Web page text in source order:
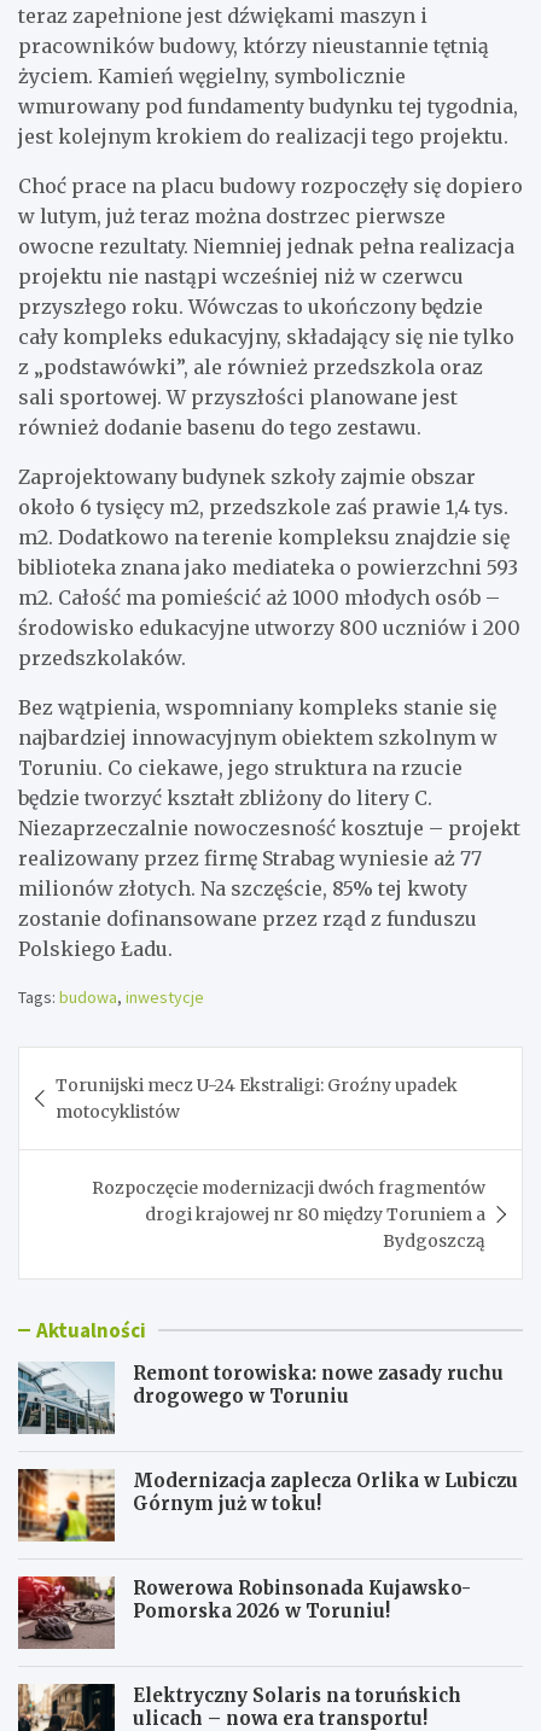
teraz zapełnione jest dźwiękami maszyn i
pracowników budowy, którzy nieustannie tętnią
życiem. Kamień węgielny, symbolicznie
wmurowany pod fundamenty budynku tej tygodnia,
jest kolejnym krokiem do realizacji tego projektu.
Choć prace na placu budowy rozpoczęły się dopiero
w lutym, już teraz można dostrzec pierwsze
owocne rezultaty. Niemniej jednak pełna realizacja
projektu nie nastąpi wcześniej niż w czerwcu
przyszłego roku. Wówczas to ukończony będzie
cały kompleks edukacyjny, składający się nie tylko
z „podstawówki”, ale również przedszkola oraz
sali sportowej. W przyszłości planowane jest
również dodanie basenu do tego zestawu.
Zaprojektowany budynek szkoły zajmie obszar
około 6 tysięcy m2, przedszkole zaś prawie 1,4 tys.
m2. Dodatkowo na terenie kompleksu znajdzie się
biblioteka znana jako mediateka o powierzchni 593
m2. Całość ma pomieścić aż 1000 młodych osób –
środowisko edukacyjne utworzy 800 uczniów i 200
przedszkolaków.
Bez wątpienia, wspomniany kompleks stanie się
najbardziej innowacyjnym obiektem szkolnym w
Toruniu. Co ciekawe, jego struktura na rzucie
będzie tworzyć kształt zbliżony do litery C.
Niezaprzeczalnie nowoczesność kosztuje – projekt
realizowany przez firmę Strabag wyniesie aż 77
milionów złotych. Na szczęście, 85% tej kwoty
zostanie dofinansowane przez rząd z funduszu
Polskiego Ładu.
Tags: budowa, inwestycje
wpisu
Torunijski mecz U-24 Ekstraligi: Groźny upadek
motocyklistów
Rozpoczęcie modernizacji dwóch fragmentów
drogi krajowej nr 80 między Toruniem a
Bydgoszczą
Aktualności
Remont torowiska: nowe zasady ruchu
drogowego w Toruniu
Modernizacja zaplecza Orlika w Lubiczu
Górnym już w toku!
Rowerowa Robinsonada Kujawsko-
Pomorska 2026 w Toruniu!
Elektryczny Solaris na toruńskich
ulicach – nowa era transportu!